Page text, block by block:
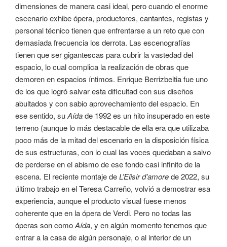
dimensiones de manera casi ideal, pero cuando el enorme
escenario exhibe ópera, productores, cantantes, registas y
personal técnico tienen que enfrentarse a un reto que con
demasiada frecuencia los derrota. Las escenografías
tienen que ser gigantescas para cubrir la vastedad del
espacio, lo cual complica la realización de obras que
demoren en espacios íntimos. Enrique Berrizbeitia fue uno
de los que logró salvar esta dificultad con sus diseños
abultados y con sabio aprovechamiento del espacio. En
ese sentido, suAídade 1992 es un hito insuperado en este
terreno (aunque lo más destacable de ella era que utilizaba
poco más de la mitad del escenario en la disposición física
de sus estructuras, con lo cual las voces quedaban a salvo
de perderse en el abismo de ese fondo casi infinito de la
escena. El reciente montaje deL’Elisir d’amorede 2022, su
último trabajo en el Teresa Carreño, volvió a demostrar esa
experiencia, aunque el producto visual fuese menos
coherente que en la ópera de Verdi. Pero no todas las
óperas son comoAída, y en algún momento tenemos que
entrar a la casa de algún personaje, o al interior de un